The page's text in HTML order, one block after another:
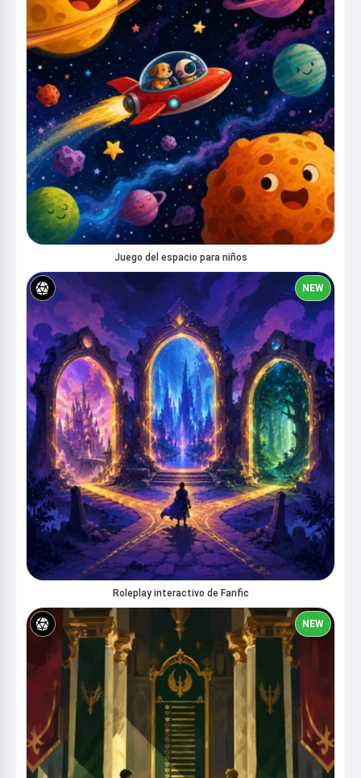
Juego del espacio para niños
NEW
Roleplay interactivo de Fanfic
NEW